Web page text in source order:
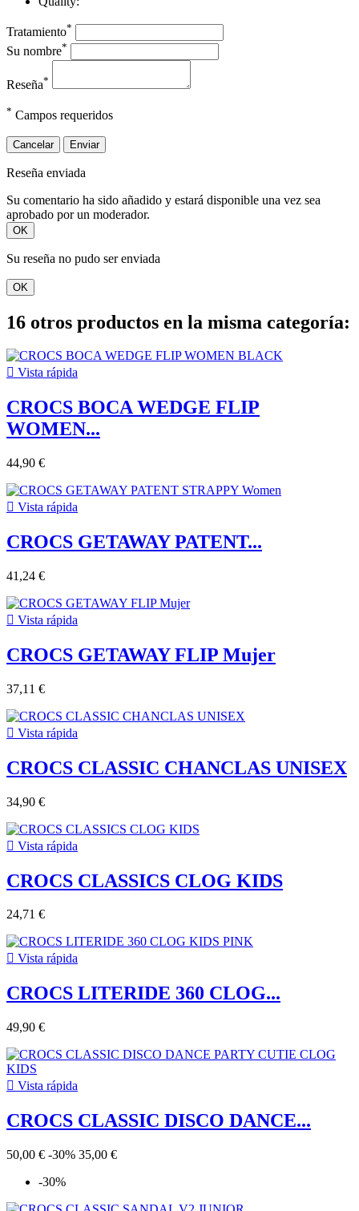
Tratamiento*
Su nombre*
Reseña*
* Campos requeridos
Cancelar Enviar
Reseña enviada
Su comentario ha sido añadido y estará disponible una vez sea
aprobado por un moderador.
OK
Su reseña no pudo ser enviada
OK
16 otros productos en la misma categoría:
 Vista rápida
CROCS BOCA WEDGE FLIP
WOMEN...
44,90 €
 Vista rápida
CROCS GETAWAY PATENT...
41,24 €
 Vista rápida
CROCS GETAWAY FLIP Mujer
37,11 €
 Vista rápida
CROCS CLASSIC CHANCLAS UNISEX
34,90 €
 Vista rápida
CROCS CLASSICS CLOG KIDS
24,71 €
 Vista rápida
CROCS LITERIDE 360 CLOG...
49,90 €
 Vista rápida
CROCS CLASSIC DISCO DANCE...
50,00 € -30% 35,00 €
-30%